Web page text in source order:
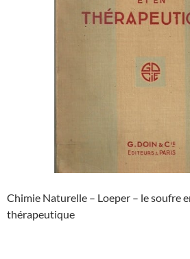
Chimie Naturelle – Loeper – le soufre
thérapeutique